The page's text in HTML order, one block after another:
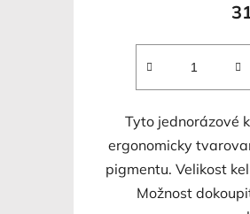
Tyto jednorázové
ergonomicky
pigmentu. Velikost
Možnost